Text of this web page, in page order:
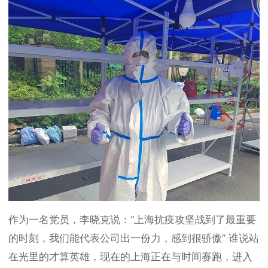
作为一名党员，李晓克说：“上海抗疫攻坚战到了最重要
的时刻，我们能代表公司出一份力，感到很骄傲” 谁说站
在光里的才算英雄，现在的上海正在与时间赛跑，进入